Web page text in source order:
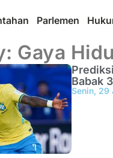
Parlemen
Gaya
Babak
Senin, 29